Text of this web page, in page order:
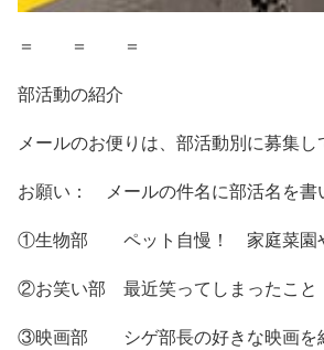
＝ ＝ ＝
部活動の紹介
メールのお便りは、部活動別に募集し
お願い： メールの件名に部活名を
①生物部 ペット自慢！ 家庭菜園
②お笑い部 最近笑ってしまったこ
③映画部 シゲ部長の好きな映画を